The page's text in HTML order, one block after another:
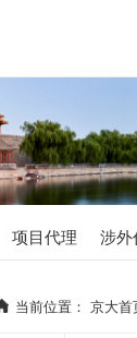
项目代理 涉外
当前位置： 京大首